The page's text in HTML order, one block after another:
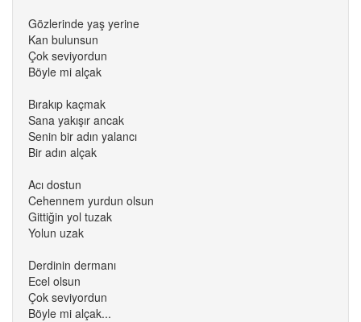
Gözlerinde yaş yerine
Kan bulunsun
Çok seviyordun
Böyle mi alçak
Bırakıp kaçmak
Sana yakışır ancak
Senin bir adın yalancı
Bir adın alçak
Acı dostun
Cehennem yurdun olsun
Gittiğin yol tuzak
Yolun uzak
Derdinin dermanı
Ecel olsun
Çok seviyordun
Böyle mi alçak...